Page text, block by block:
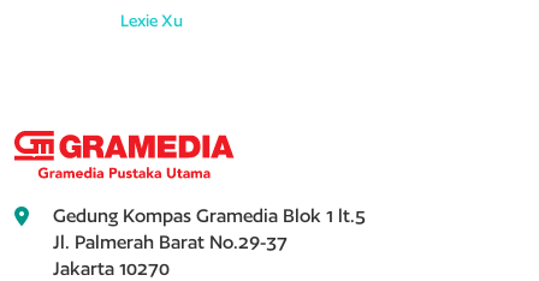
Lexie Xu
Gedung Kompas Gramedia Blok 1 lt.5
Jl. Palmerah Barat No.29-37
Jakarta 10270